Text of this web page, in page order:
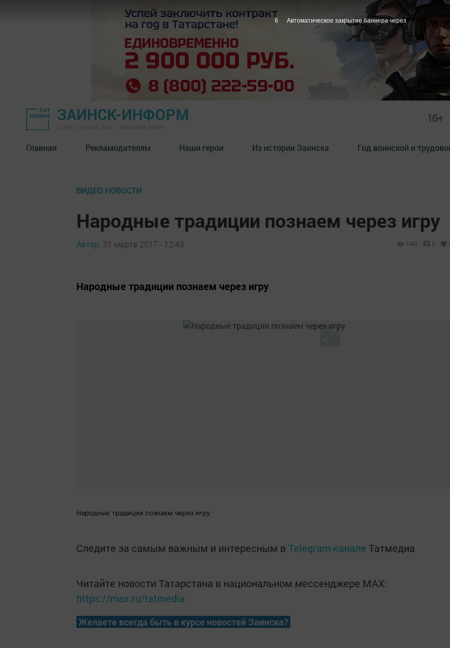
ЗАИНСК-ИНФОРМ 16+
Главная Рекламодателям Наши герои Из истории Заинска Год воинской и
ВИДЕО НОВОСТИ
Народные традиции познаем через игру
Автор, 31 марта 2017 - 12:43 1482 0
Народные традиции познаем через игру
Народные традиции познаем через игру
Следите за самым важным и интересным в Telegram-канале Татмедиа
Читайте новости Татарстана в национальном мессенджере MАХ:
https://max.ru/tatmedia
Желаете всегда быть в курсе новостей Заинска?
5 Автоматическое закрытие баннера через